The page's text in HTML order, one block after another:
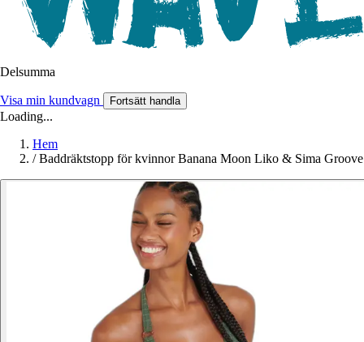
Delsumma
Visa min kundvagn Fortsätt handla
Loading...
Hem
/ Baddräktstopp för kvinnor Banana Moon Liko & Sima Groove